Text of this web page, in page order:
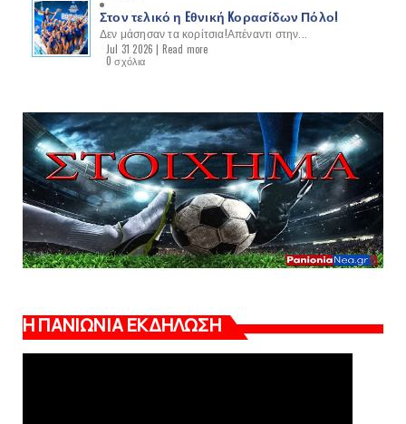
Στον τελικό η Eθνική Kορασίδων Πόλο!
Δεν μάσησαν τα κορίτσια!Απέναντι στην...
Jul 31 2026 | Read more
0 σχόλια
Η ΠΑΝΙΩΝΙΑ ΕΚΔΗΛΩΣΗ